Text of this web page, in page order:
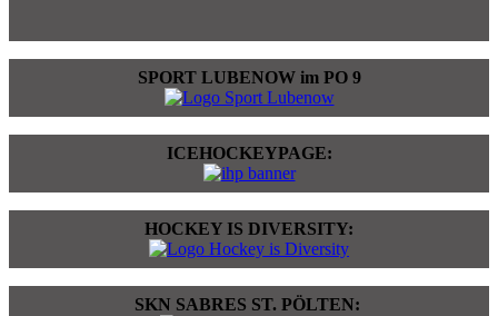
SPORT LUBENOW im PO 9
ICEHOCKEYPAGE:
HOCKEY IS DIVERSITY:
SKN SABRES ST. PÖLTEN: